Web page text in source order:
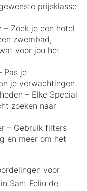
prijsklasse
Zoek je een hotel
zwembad,
voor jou het
Pas je
je verwachtingen.
– Elke Special
zoeken naar
– Gebruik filters
en meer om het
voor
Sant Feliu de